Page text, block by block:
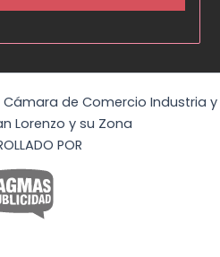
de Comercio Industria y
Lorenzo y su Zona
POR